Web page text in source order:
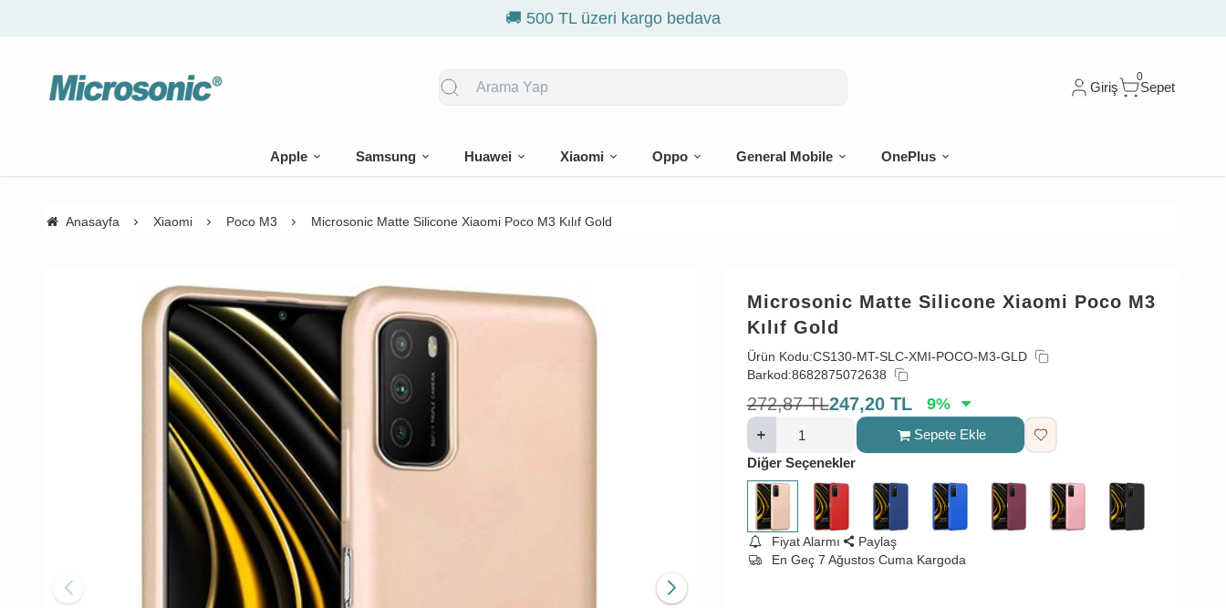
Giriş
0
Sepet
Apple Samsung Huawei Xiaomi Oppo General Mobile OnePlus
Anasayfa Xiaomi Poco M3 Microsonic Matte Silicone Xiaomi Poco M3 Kılıf Gold
Microsonic Matte Silicone Xiaomi Poco M3
Kılıf Gold
Ürün Kodu:CS130-MT-SLC-XMI-POCO-M3-GLD
Barkod:8682875072638
272,87 TL247,20 TL 9%
Sepete Ekle
Diğer Seçenekler
Fiyat Alarmı
Paylaş
En Geç 7 Ağustos Cuma Kargoda